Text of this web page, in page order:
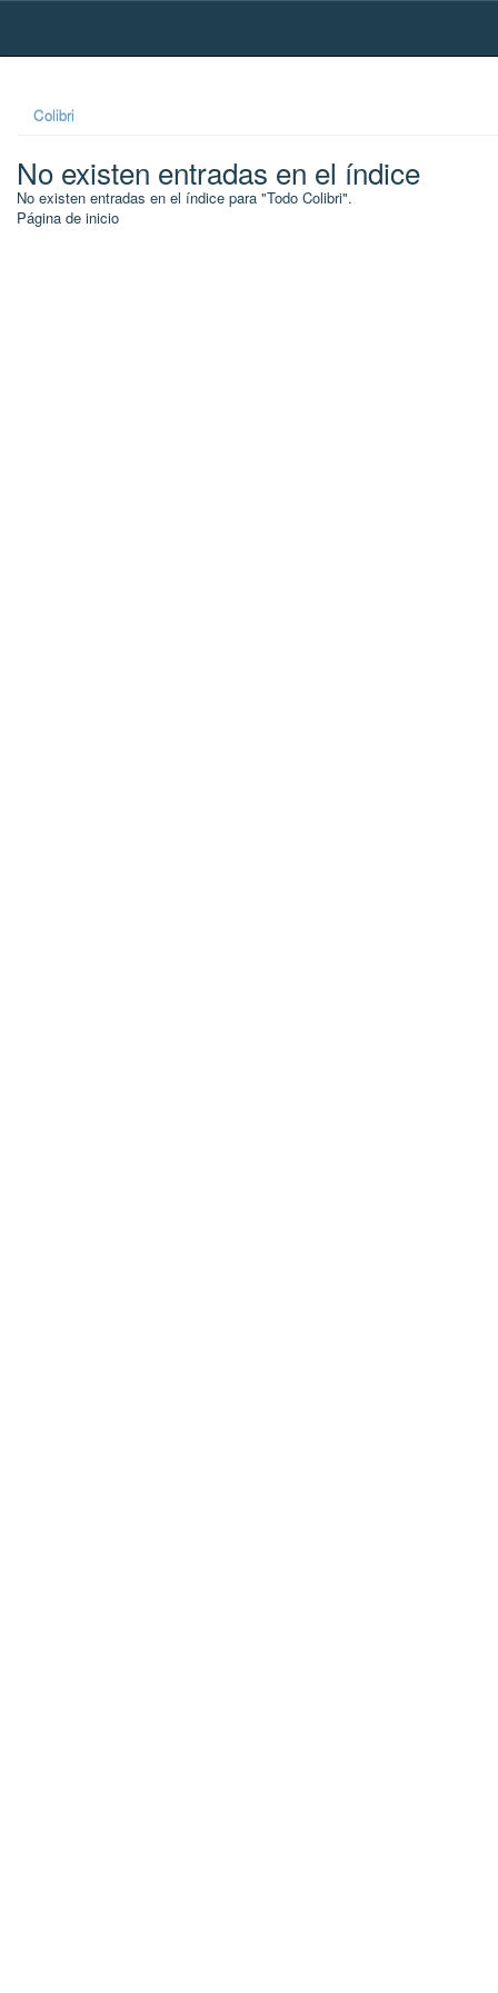
Skip
Colibri
No existen entradas en el índice
No existen entradas en el índice para "Todo Colibri".
Página de inicio